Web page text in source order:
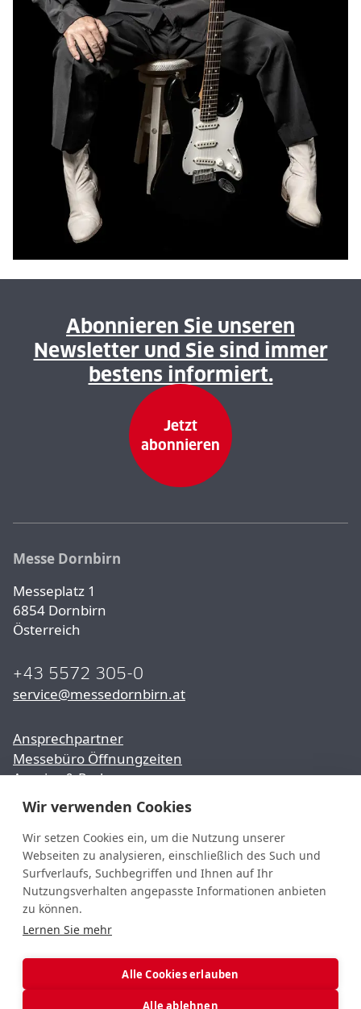
Abonnieren Sie unseren
Newsletter und Sie sind immer
bestens informiert.
Jetzt
abonnieren
Messe Dornbirn
Messeplatz 1
6854 Dornbirn
Österreich
+43 5572 305-0
service@messedornbirn.at
Ansprechpartner
Messebüro Öffnungzeiten
Anreise & Parken
Karriere
Partner & Sponsoren
youtube
YouTube
facebook
Facebook
Wir verwenden Cookies
Wir setzen Cookies ein, um die Nutzung unserer
Webseiten zu analysieren, einschließlich des Such und
Surfverlaufs, Suchbegriffen und Ihnen auf Ihr
Nutzungsverhalten angepasste Informationen anbieten
zu können.
Lernen Sie mehr
Alle Cookies erlauben
Alle ablehnen